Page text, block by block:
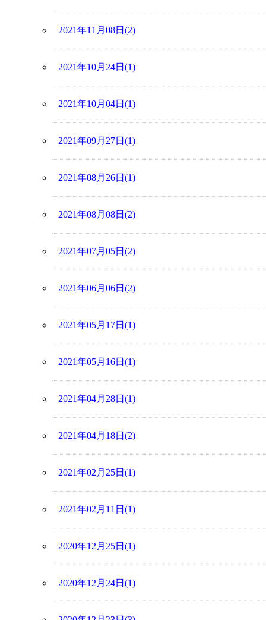
2021年11月08日(2)
2021年10月24日(1)
2021年10月04日(1)
2021年09月27日(1)
2021年08月26日(1)
2021年08月08日(2)
2021年07月05日(2)
2021年06月06日(2)
2021年05月17日(1)
2021年05月16日(1)
2021年04月28日(1)
2021年04月18日(2)
2021年02月25日(1)
2021年02月11日(1)
2020年12月25日(1)
2020年12月24日(1)